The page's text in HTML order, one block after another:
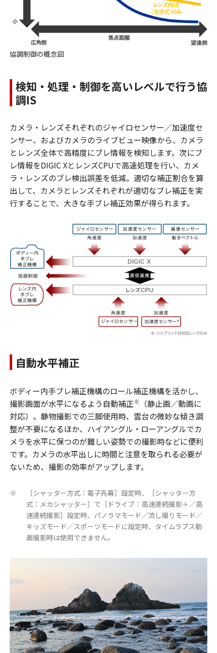
協調制御の概念図
検知・処理・制御を高いレベルで行う協
調IS
カメラ・レンズそれぞれのジャイロセンサー／加速度セ
ンサー、およびカメラのライブビュー映像から、カメラ
とレンズ全体で高精度にブレ情報を検知します。次にブ
レ情報をDIGIC XとレンズCPUで高速処理を行い、カメ
ラ・レンズのブレ検出誤差を低減。適切な補正割合を算
出して、カメラとレンズそれぞれが適切なブレ補正を実
行することで、大きな手ブレ補正効果が得られます。
自動水平補正
ボディー内手ブレ補正機構のロール補正機構を活かし、
撮影画面が水平になるよう自動補正※
（静止画／動画に
対応）。静物撮影での三脚使用時、雲台の微妙な傾き調
整が不要になるほか、ハイアングル・ローアングルでカ
メラを水平に保つのが難しい姿勢での撮影時などに便利
です。カメラの水平出しに時間と注意を取られる必要が
ないため、撮影の効率がアップします。
※
［シャッター方式：電子先幕］設定時、［シャッター方
式：メカシャッター］で［ドライブ：高速連続撮影＋／高
速連続撮影］設定時、パノラマモード／流し撮りモード／
キッズモード／スポーツモードに設定時、タイムラプス動
画撮影時は使用できません。